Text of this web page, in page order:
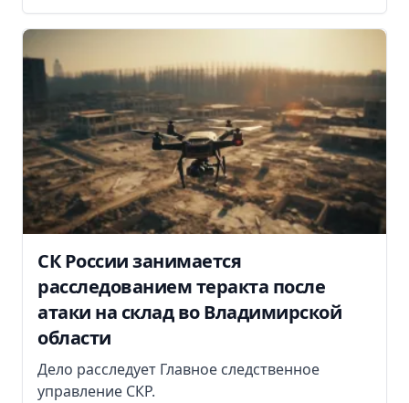
СК России занимается
расследованием теракта после
атаки на склад во Владимирской
области
Дело расследует Главное следственное
управление СКР.